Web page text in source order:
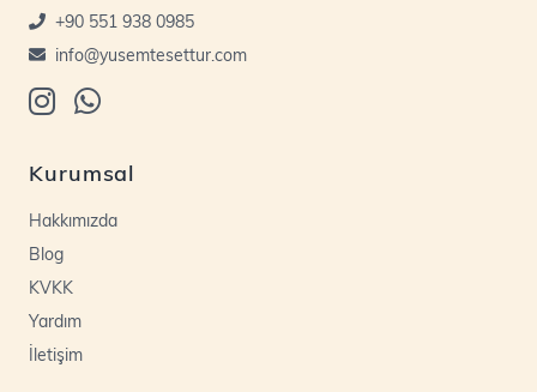
+90 551 938 0985
info@yusemtesettur.com
Kurumsal
Hakkımızda
Blog
KVKK
Yardım
İletişim